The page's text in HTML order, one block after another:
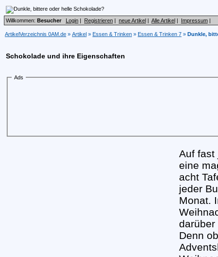
Willkommen: Besucher Login | Registrieren | neue Artikel | Alle Artikel | Impressum |
ArtikelVerzeichnis 0AM.de » Artikel » Essen & Trinken » Essen & Trinken 7 » Dunkle,
Schokolade und ihre Eigenschaften
Ads
Auf fast
eine
acht
jeder
Monat.
darüber
Denn